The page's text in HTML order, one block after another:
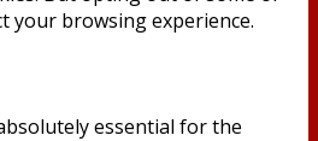
your browsing experience.
essential for the